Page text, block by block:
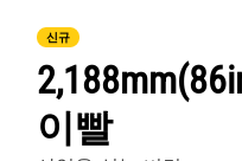
신규
이빨